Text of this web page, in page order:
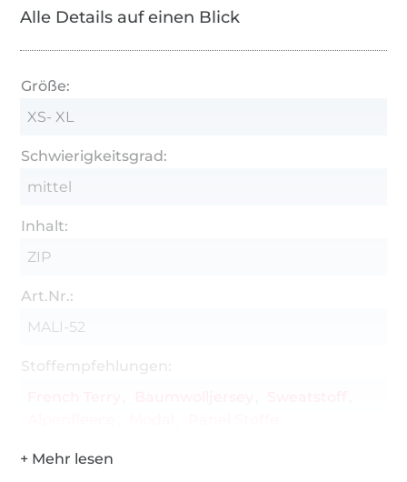
Alle Details auf einen Blick
Größe:
XS- XL
Schwierigkeitsgrad:
mittel
Inhalt:
ZIP
Art.Nr.:
MALI-52
Stoffempfehlungen: